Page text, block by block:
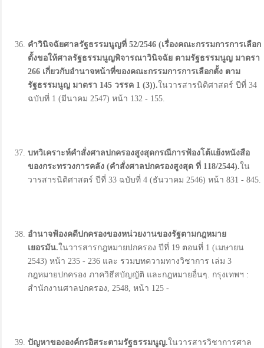
คำวินิจฉัยศาลรัฐธรรมนูญที่ 52/2546 (เรื่องคณะกรรมการการเลือก
ตั้งขอให้ศาลรัฐธรรมนูญพิจารณาวินิจฉัย ตามรัฐธรรมนูญ มาตรา
266 เกี่ยวกับอำนาจหน้าที่ของคณะกรรมการการเลือกตั้ง ตาม
รัฐธรรมนูญ มาตรา 145 วรรค 1 (3)).ในวารสารนิติศาสตร์ ปีที่ 34
ฉบับที่ 1 (มีนาคม 2547) หน้า 132 - 155.
บทวิเคราะห์คำสั่งศาลปกครองสูงสุดกรณีการฟ้องโต้แย้งหนังสือ
ของกระทรวงการคลัง (คำสั่งศาลปกครองสูงสุด ที่ 118/2544).ใน
วารสารนิติศาสตร์ ปีที่ 33 ฉบับที่ 4 (ธันวาคม 2546) หน้า 831 - 845.
อำนาจฟ้องคดีปกครองของหน่วยงานของรัฐตามกฎหมาย
เยอรมัน.ในวารสารกฎหมายปกครอง ปีที่ 19 ตอนที่ 1 (เมษายน
2543) หน้า 235 - 236 และ รวมบทความทางวิชาการ เล่ม 3
กฎหมายปกครอง ภาควิธีสบัญญัติ และกฎหมายอื่นๆ. กรุงเทพฯ :
สำนักงานศาลปกครอง, 2548, หน้า 125 -
ปัญหาขององค์กรอิสระตามรัฐธรรมนูญ.ในวารสารวิชาการศาล